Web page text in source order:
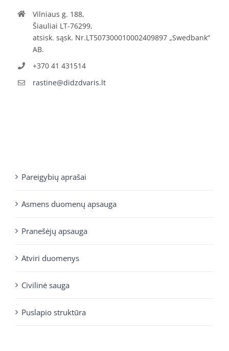
Vilniaus g. 188,
Šiauliai LT-76299,
atsisk. sąsk. Nr.LT507300010002409897 „Swedbank“
AB.
+370 41 431514
rastine@didzdvaris.lt
Pareigybių aprašai
Asmens duomenų apsauga
Pranešėjų apsauga
Atviri duomenys
Civilinė sauga
Puslapio struktūra